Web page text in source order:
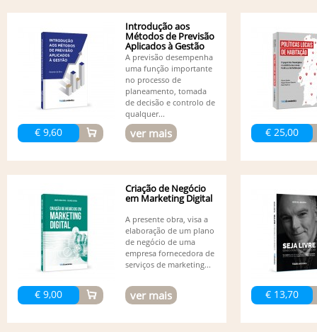
€ 9,60
Introdução aos
Métodos de Previsão
Aplicados à Gestão
A previsão desempenha
uma função importante
no processo de
planeamento, tomada
de decisão e controlo de
qualquer...
ver mais € 25,00
€ 9,00
Criação de Negócio
em Marketing Digital
A presente obra, visa a
elaboração de um plano
de negócio de uma
empresa fornecedora de
serviços de marketing...
ver mais € 13,70